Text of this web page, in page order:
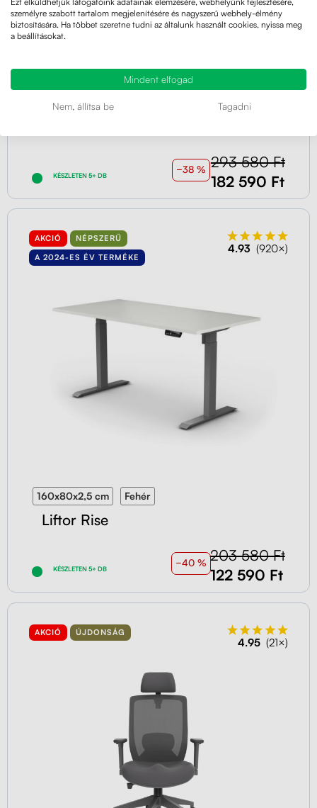
160x80x2,5 cm
KÉSZLETEN 5+ DB
−38 % 293 580 Ft
182 590 Ft
AKCIÓ
NÉPSZERŰ
A 2024-ES ÉV TERMÉKE
4.93 (920×)
160x80x2,5 cm Fehér
Liftor Rise
KÉSZLETEN 5+ DB
−40 % 203 580 Ft
122 590 Ft
AKCIÓ ÚJDONSÁG
4.95 (21×)
személyre szabott tartalom megjelenítésére és nagyszerű webhely-élmény
biztosítására. Ha többet szeretne tudni az általunk használt cookies, nyissa meg
a beállításokat.
Mindent elfogad
Nem, állítsa be Tagadni